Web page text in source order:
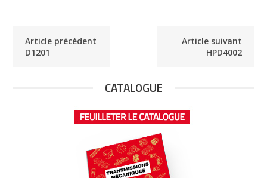
Article précédent
D1201
Article suivant
HPD4002
CATALOGUE